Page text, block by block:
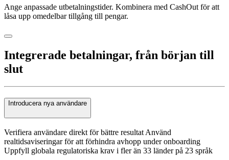
Ange anpassade utbetalningstider. Kombinera med CashOut för att
låsa upp omedelbar tillgång till pengar.
Integrerade betalningar, från början till
slut
Introducera nya användare
Verifiera användare direkt för bättre resultat Använd
realtidsaviseringar för att förhindra avhopp under onboarding
Uppfyll globala regulatoriska krav i fler än 33 länder på 23 språk